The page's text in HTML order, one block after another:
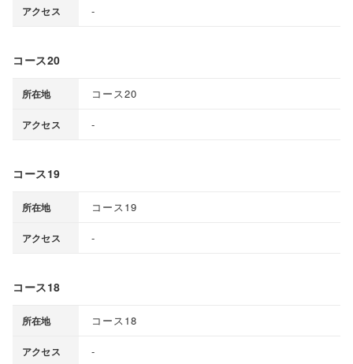
アクセス -
コース20
所在地 コース20
アクセス -
コース19
所在地 コース19
アクセス -
コース18
所在地 コース18
アクセス -